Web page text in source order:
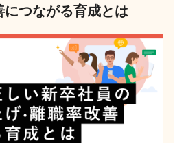
につながる育成とは